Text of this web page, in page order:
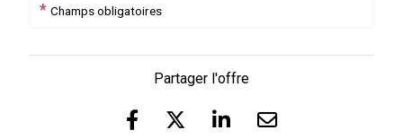
* Champs obligatoires
Partager l'offre